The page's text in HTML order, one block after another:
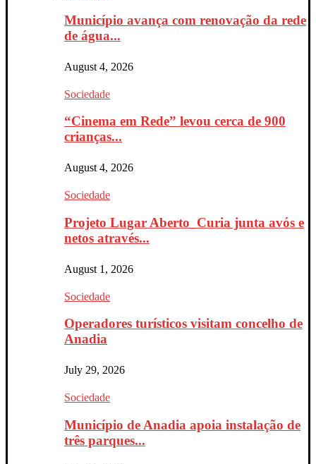
Município avança com renovação da rede
de água...
August 4, 2026
Sociedade
“Cinema em Rede” levou cerca de 900
crianças...
August 4, 2026
Sociedade
Projeto Lugar Aberto_Curia junta avós e
netos através...
August 1, 2026
Sociedade
Operadores turísticos visitam concelho de
Anadia
July 29, 2026
Sociedade
Município de Anadia apoia instalação de
três parques...